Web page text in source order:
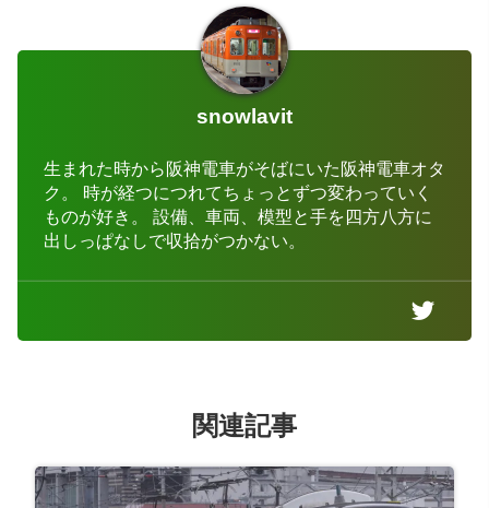
snowlavit
生まれた時から阪神電車がそばにいた阪神電車オタ
ク。 時が経つにつれてちょっとずつ変わっていく
ものが好き。 設備、車両、模型と手を四方八方に
出しっぱなしで収拾がつかない。
関連記事